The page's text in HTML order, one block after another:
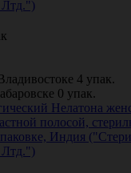
Лтд.")
4 упак.
0 упак.
Нелатона
полосой,
Индия
Лтд.")